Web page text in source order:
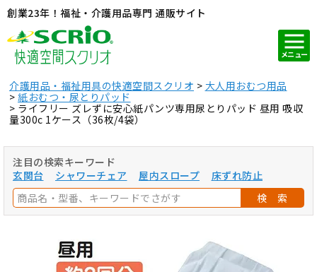
創業23年！福祉・介護用品専門 通販サイト
メニュー
介護用品・福祉用具の快適空間スクリオ
大人用おむつ用品
紙おむつ・尿とりパッド
ライフリー ズレずに安心紙パンツ専用尿とりパッド 昼用 吸収
量300c 1ケース（36枚/4袋）
注目の検索キーワード
玄関台
シャワーチェア 屋内スロープ
床ずれ防止
検 索